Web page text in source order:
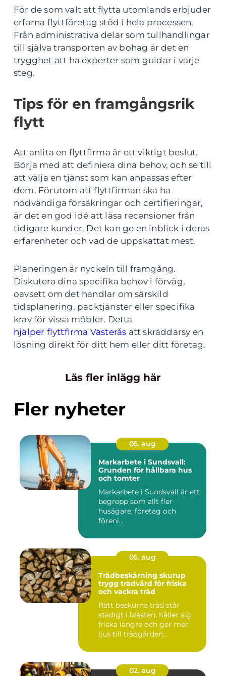
För de som valt att flytta utomlands erbjuder
erfarna flyttföretag stöd i hela processen.
Från administrativa delar som tullhandlingar
till själva transporten av bohag är det en
trygghet att ha experter som guidar i varje
steg.
Tips för en framgångsrik
flytt
Att anlita en flyttfirma är ett viktigt beslut.
Börja med att definiera dina behov, och se till
att välja en tjänst som kan anpassas efter
dem. Förutom att flyttfirman ska ha
nödvändiga försäkringar och certifieringar,
är det en god idé att läsa recensioner från
tidigare kunder. Det kan ge en inblick i deras
erfarenheter och vad de uppskattat mest.
Planeringen är nyckeln till framgång.
Diskutera dina specifika behov i förväg,
oavsett om det handlar om särskild
tidsplanering, packtjänster eller specifika
krav för vissa möbler. Detta
hjälper flyttfirma Västerås att skräddarsy en
lösning direkt för ditt hem eller ditt företag.
Läs fler inlägg här
Fler nyheter
05. aug
Markarbete i Sundsvall:
Grunden för hållbara hus
och tomter
Markarbete i Sundsvall är ett
begrepp som allt fler
husägare, företag och
föreni...
05. aug
Trädbeskärning skurup
trygg trädvård för friska
och vackra träd
Rätt beskurna träd står
stadigt i blåsten, håller sig
friska längre och ger mer
ljus till trädgården...
02. aug